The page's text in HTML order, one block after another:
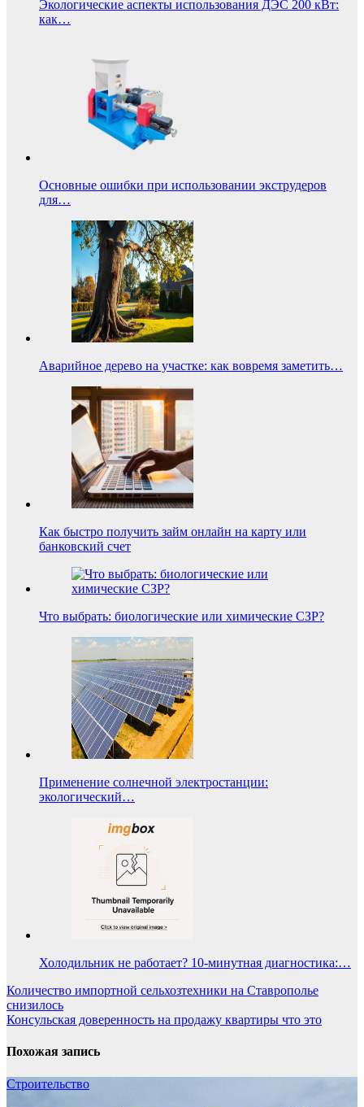
Экологические аспекты использования ДЭС 200 кВт:
как…
Основные ошибки при использовании экструдеров
для…
Аварийное дерево на участке: как вовремя заметить…
Как быстро получить займ онлайн на карту или
банковский счет
Что выбрать: биологические или химические СЗР?
Применение солнечной электростанции:
экологический…
Холодильник не работает? 10-минутная диагностика:…
Навигация
по
Количество импортной сельхозтехники на Ставрополье
снизилось
Консульская доверенность на продажу квартиры что это
Похожая запись
Строительство